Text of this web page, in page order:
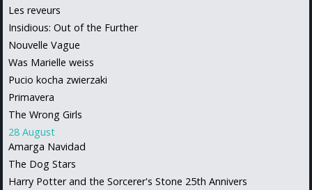
Les reveurs
Insidious: Out of the Further
Nouvelle Vague
Was Marielle weiss
Pucio kocha zwierzaki
Primavera
The Wrong Girls
28 August
Amarga Navidad
The Dog Stars
Harry Potter and the Sorcerer's Stone 25th Annivers